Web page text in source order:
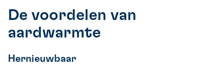
De voordelen van
aardwarmte
Hernieuwbaar